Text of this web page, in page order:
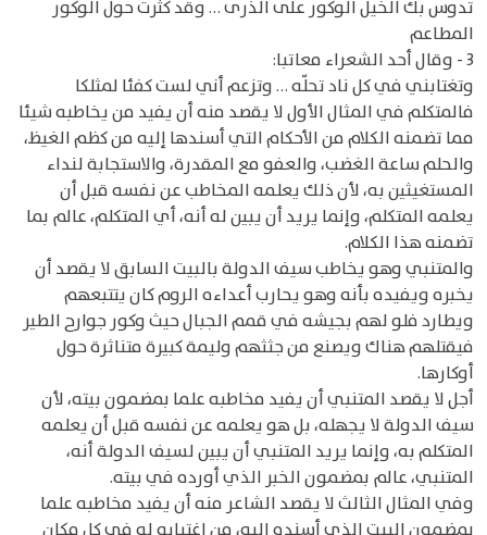
تدوس بك الخيل الوكور على الذرى … وقد كثرت حول الوكور
المطاعم
3 - وقال أحد الشعراء معاتبا:
وتغتابني في كل ناد تحلّه … وتزعم أني لست كفئا لمثلكا
فالمتكلم في المثال الأول لا يقصد منه أن يفيد من يخاطبه شيئا
مما تضمنه الكلام من الأحكام التي أسندها إليه من كظم الغيظ،
والحلم ساعة الغضب، والعفو مع المقدرة، والاستجابة لنداء
المستغيثين به، لأن ذلك يعلمه المخاطب عن نفسه قبل أن
يعلمه المتكلم، وإنما يريد أن يبين له أنه، أي المتكلم، عالم بما
تضمنه هذا الكلام.
والمتنبي وهو يخاطب سيف الدولة بالبيت السابق لا يقصد أن
يخبره ويفيده بأنه وهو يحارب أعداءه الروم كان يتتبعهم
ويطارد فلو لهم بجيشه في قمم الجبال حيث وكور جوارح الطير
فيقتلهم هناك ويصنع من جثثهم وليمة كبيرة متناثرة حول
أوكارها.
أجل لا يقصد المتنبي أن يفيد مخاطبه علما بمضمون بيته، لأن
سيف الدولة لا يجهله، بل هو يعلمه عن نفسه قبل أن يعلمه
المتكلم به، وإنما يريد المتنبي أن يبين لسيف الدولة أنه،
المتنبي، عالم بمضمون الخبر الذي أورده في بيته.
وفي المثال الثالث لا يقصد الشاعر منه أن يفيد مخاطبه علما